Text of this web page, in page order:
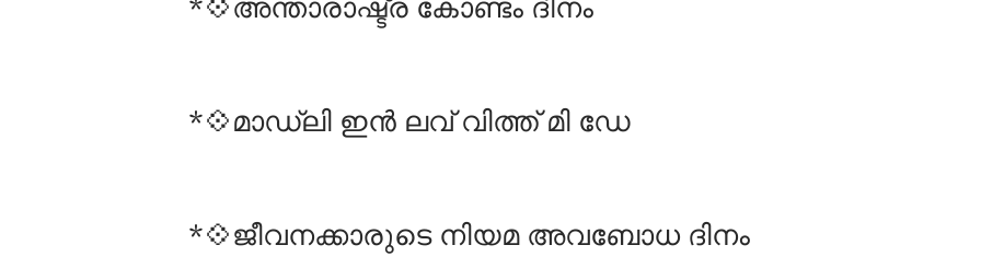
*💠മാഡ്ലി ഇൻ ലവ് വിത്ത് മി ഡേ
*💠ജീവനക്കാരുടെ നിയമ അവബോധ ദിനം